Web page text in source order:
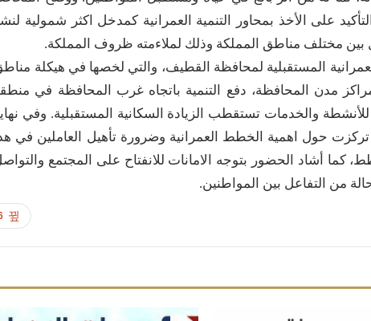
على الأخذ بمحاور التنمية العمرانية كمدخل اكثر شمولية
بين مختلف مناطق المملكة وذلك لملاءمته ظروف المملكة.
المستقبلية لمحافظة القطيف، والتي لخصها في هيكلة
مدن المحافظة، دفع التنمية باتجاه غرب المحافظة في
والخدمات تستقطب الزيادة السكانية المستقبلية. وفي
حول اهمية الخطط العمرانية وضرورة تأهيل العاملين في
كما أشاد الحضور بتوجه الامانات للانفتاح على المجتمع
من التفاعل بين المواطنين.